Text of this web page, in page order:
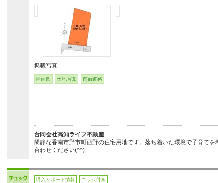
掲載写真
区画図 土地写真 前面道路
合同会社高知ライフ不動産
閑静な香南市野市町西野の住宅用地です。落ち着いた環境で子育て
合わせください(^^)
購入サポート情報 コラム付き